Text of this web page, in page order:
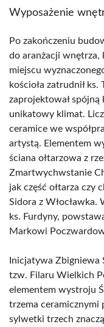
Wyposażenie
Po zakończeniu
do aranżacji wnętrza,
miejscu
kościoła zatrudnił
zaprojektował
unikatowy klimat.
ceramice we
artystą. Elementem
ściana ołtarzowa z
Zmartwychwstanie
jak część ołtarza czy
Sidora z
ks. Furdyny,
Markowi
Inicjatywa Zbigniewa
tzw. Filaru Wielkich
elementem wystroju
trzema ceramicznymi
sylwetki trzech